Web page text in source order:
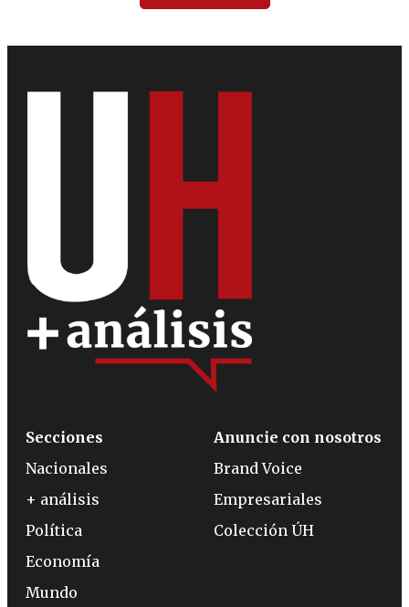
Secciones
Nacionales
+ análisis
Política
Economía
Mundo
Anuncie con nosotros
Brand Voice
Empresariales
Colección ÚH